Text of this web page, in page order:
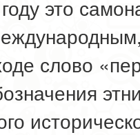
это
слово